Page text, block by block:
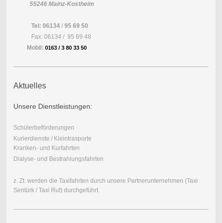
55246 Mainz-Kostheim
Tel: 06134/ 95 69 50
Fax: 06134 / 95 69 48
Mobil: 0163 / 3 80 33 50
Aktuelles
Unsere Dienstleistungen:
Schülerbeförderungen
Kurierdienste / Kleintrasporte
Kranken- und Kurfahrten
Dialyse- und Bestrahlungsfahrten
z. Zt. werden die Taxifahrten durch unsere Partnerunternehmen (Taxi
Sentürk / Taxi Ruf) durchgeführt.